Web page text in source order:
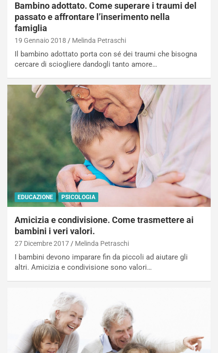
Bambino adottato. Come superare i traumi del
passato e affrontare l’inserimento nella
famiglia
19 Gennaio 2018 Melinda Petraschi
Il bambino adottato porta con sé dei traumi che bisogna
cercare di sciogliere dandogli tanto amore…
EDUCAZIONE PSICOLOGIA
Amicizia e condivisione. Come trasmettere ai
bambini i veri valori.
27 Dicembre 2017 Melinda Petraschi
I bambini devono imparare fin da piccoli ad aiutare gli
altri. Amicizia e condivisione sono valori…